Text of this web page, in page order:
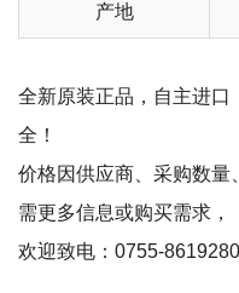
产地
全新原装正品，自主进口
全！
价格因供应商、采购数量
需更多信息或购买需求，
欢迎致电：0755-